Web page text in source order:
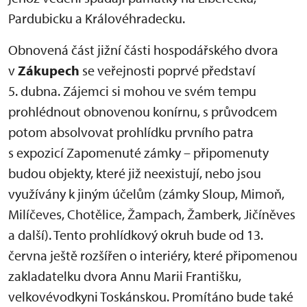
Pardubicku a Královéhradecku.
Obnovená část jižní části hospodářského dvora
vZákupech se veřejnosti poprvé představí
5. dubna. Zájemci si mohou ve svém tempu
prohlédnout obnovenou konírnu, s průvodcem
potom absolvovat prohlídku prvního patra
s expozicí Zapomenuté zámky – připomenuty
budou objekty, které již neexistují, nebo jsou
využívány k jiným účelům (zámky Sloup, Mimoň,
Milíčeves, Chotělice, Žampach, Žamberk, Jičíněves
a další). Tento prohlídkový okruh bude od 13.
června ještě rozšířen o interiéry, které připomenou
zakladatelku dvora Annu Marii Františku,
velkovévodkyni Toskánskou. Promítáno bude také